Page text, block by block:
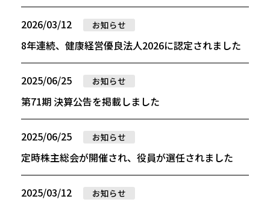
2026/03/12 お知らせ
8年連続、健康経営優良法人2026に認定されました
2025/06/25 お知らせ
第71期 決算公告を掲載しました
2025/06/25 お知らせ
定時株主総会が開催され、役員が選任されました
2025/03/12 お知らせ